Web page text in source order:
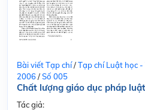
Bài viết Tạp chí/Tạp chí Luật học
2006/Số 005
Chất lượng giáo dục pháp
Tác giả: